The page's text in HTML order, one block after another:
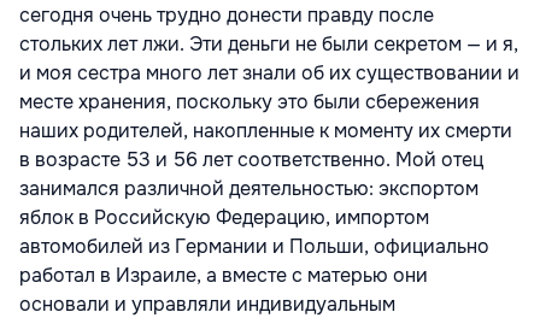
сегодня очень трудно донести правду после
стольких лет лжи. Эти деньги не были секретом — и я,
и моя сестра много лет знали об их существовании и
месте хранения, поскольку это были сбережения
наших родителей, накопленные к моменту их смерти
в возрасте 53 и 56 лет соответственно. Мой отец
занимался различной деятельностью: экспортом
яблок в Российскую Федерацию, импортом
автомобилей из Германии и Польши, официально
работал в Израиле, а вместе с матерью они
основали и управляли индивидуальным